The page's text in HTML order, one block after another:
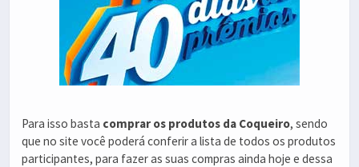
Para isso basta comprar os produtos da Coqueiro, sendo
que no site você poderá conferir a lista de todos os produtos
participantes, para fazer as suas compras ainda hoje e dessa